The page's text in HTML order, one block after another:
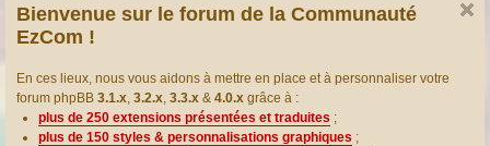
er
Bienvenue sur le forum de la Communauté
EzCom !
En ces lieux, nous vous aidons à mettre en place et à personnaliser votre
forum phpBB 3.1.x, 3.2.x, 3.3.x & 4.0.x grâce à :
plus de 250 extensions présentées et traduites ;
plus de 150 styles & personnalisations graphiques ;